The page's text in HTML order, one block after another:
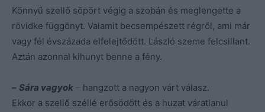
Könnyű szellő söpört végig a szobán és meglengette a
rövidke függönyt. Valamit becsempészett régről, ami már
vagy fél évszázada elfelejtődött. László szeme felcsillant.
Aztán azonnal kihunyt benne a fény.
– Sára vagyok – hangzott a nagyon várt válasz.
Ekkor a szellő széllé erősödött és a huzat váratlanul